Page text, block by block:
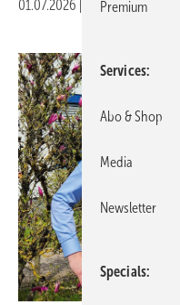
01.07.2026 Druckvorschau
Premium
Services
Abo & Shop
Media
Newsletter
Specials